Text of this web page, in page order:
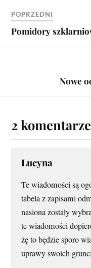
POPRZEDNI
Pomidory
Nowe
2 komentarze
Lucyna
Te wiadomości są
tabela z zapisami
nasiona zostały
te wiadomości
żę to będzie sporo
uprawy swoich